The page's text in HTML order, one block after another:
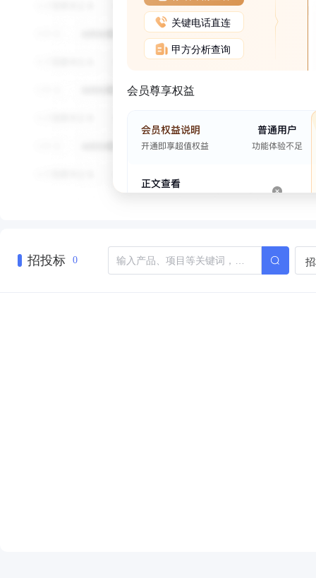
关键电话直连
甲方分析查询
会员尊享权益
招投标 0